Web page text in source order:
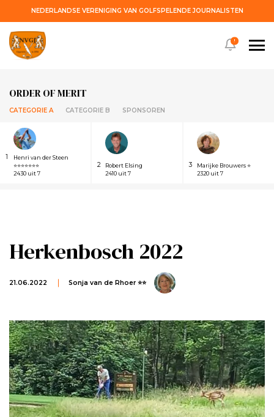
NEDERLANDSE VERENIGING VAN GOLFSPELENDE JOURNALISTEN
ORDER OF MERIT
CATEGORIE A CATEGORIE B SPONSOREN
1
Henri van der Steen
⭐⭐⭐⭐⭐⭐⭐
2430 uit 7
2
Robert Elsing
2410 uit 7
3
Marijke Brouwers ⭐
2320 uit 7
!
Herkenbosch 2022
21.06.2022 Sonja van de Rhoer ⭐⭐